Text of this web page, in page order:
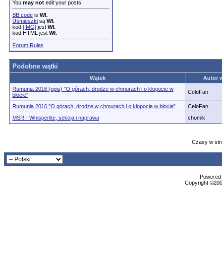
You may not edit your posts
BB code is Wł.
Uśmieszki są Wł.
kod [IMG] jest Wł.
kod HTML jest Wł.
Forum Rules
Podobne wątki
Wątek
Autor
Rumunia 2016 (opis) "O górach, drodze w chmurach i o kłopocie w
błocie"
CeloFan
Rumunia 2016 "O górach, drodze w chmurach i o kłopocie w błocie"
CeloFan
MSR - Whisperlite, sekcja i naprawa
chomik
Czasy w
Copyright